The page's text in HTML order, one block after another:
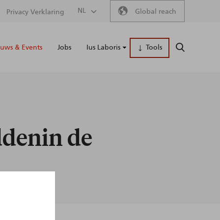
Secondary
menu
Privacy Verklaring NL Global reach
Main
& Events Jobs Ius Laboris Tools ZOEKEN
de